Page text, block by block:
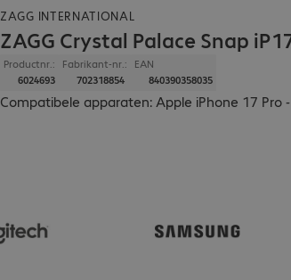
ZAGG INTERNATIONAL
ZAGG Crystal Palace Snap
Productnr.:
6024693
Fabrikant-nr.:
702318854
EAN
840390358035
Compatibele apparaten: Apple iPhone 17 Pro